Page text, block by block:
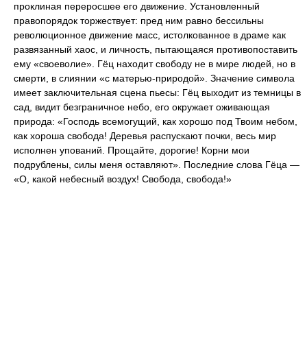
проклиная переросшее его движение. Установленный
правопорядок торжествует: пред ним равно бессильны
революционное движение масс, истолкованное в драме как
развязанный хаос, и личность, пытающаяся противопоставить
ему «своеволие». Гёц находит свободу не в мире людей, но в
смерти, в слиянии «с матерью-природой». Значение символа
имеет заключительная сцена пьесы: Гёц выходит из темницы в
сад, видит безграничное небо, его окружает оживающая
природа: «Господь всемогущий, как хорошо под Твоим небом,
как хороша свобода! Деревья распускают почки, весь мир
исполнен упований. Прощайте, дорогие! Корни мои
подрублены, силы меня оставляют». Последние слова Гёца —
«О, какой небесный воздух! Свобода, свобода!»